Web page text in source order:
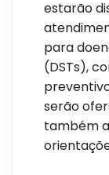
estarão
para
(DSTs),
serão
também